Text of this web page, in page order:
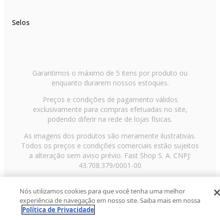
Selos
Garantimos o máximo de 5 itens por produto ou
enquanto durarem nossos estoques.
Preços e condições de pagamento válidos
exclusivamente para compras efetuadas no site,
podendo diferir na rede de lojas físicas.
As imagens dos produtos são meramente ilustrativas.
Todos os preços e condições comerciais estão sujeitos
a alteração sem aviso prévio. Fast Shop S. A. CNPJ:
43.708.379/0001-00
Paulo/SP, CEP 02029-001, Telefone: 11 3003-3728 ©
2013 Fast Shop - Todos os direitos reservadosRF
Nós utilizamos cookies para que você tenha uma melhor
experiência de navegação em nosso site. Saiba mais em nossa
Política de Privacidade